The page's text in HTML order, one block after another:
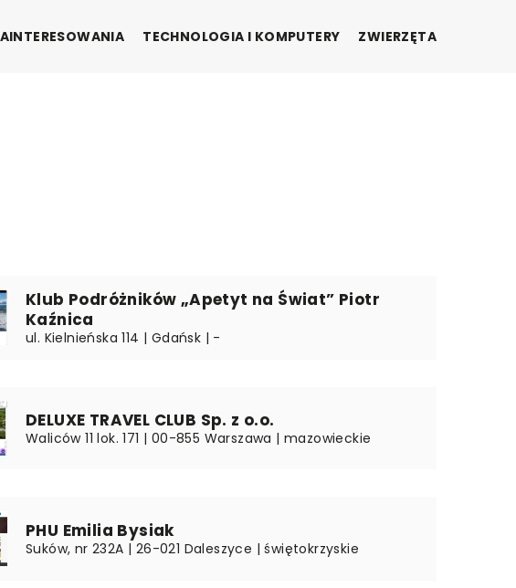
TECHNOLOGIA I KOMPUTERY ZWIERZĘTA
Klub Podróżników „Apetyt na Świat” Piotr
Kaźnica
ul. Kielnieńska 114 | Gdańsk | -
DELUXE TRAVEL CLUB Sp. z o.o.
Waliców 11 lok. 171 | 00-855 Warszawa | mazowieckie
PHU Emilia Bysiak
Suków, nr 232A | 26-021 Daleszyce | świętokrzyskie